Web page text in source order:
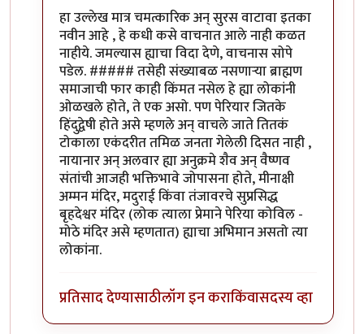
हा उल्लेख मात्र चमत्कारिक अन् सुरस वाटावा इतका
नवीन आहे , हे कधी कसे वाचनात आले नाही कळत
नाहीये. जमल्यास ह्याचा विदा देणे, वाचनास सोपे
पडेल. ##### तसेही संख्याबळ नसणाऱ्या ब्राह्मण
समाजाची फार काही किंमत नसेल हे ह्या लोकांनी
ओळखले होते, ते एक असो. पण पेरियार जितके
हिंदुद्वेषी होते असे म्हणले अन् वाचले जाते तितकं
टोकाला एकंदरीत तमिळ जनता गेलेली दिसत नाही ,
नायानार अन् अलवार ह्या अनुक्रमे शैव अन् वैष्णव
संतांची आजही भक्तिभावे जोपासना होते, मीनाक्षी
अम्मन मंदिर, मदुराई किंवा तंजावरचे सुप्रसिद्ध
बृहदेश्वर मंदिर (लोक त्याला प्रेमाने पेरिया कोविल -
मोठे मंदिर असे म्हणतात) ह्याचा अभिमान असतो त्या
लोकांना.
प्रतिसाद देण्यासाठीलॉग इन कराकिंवासदस्य व्हा